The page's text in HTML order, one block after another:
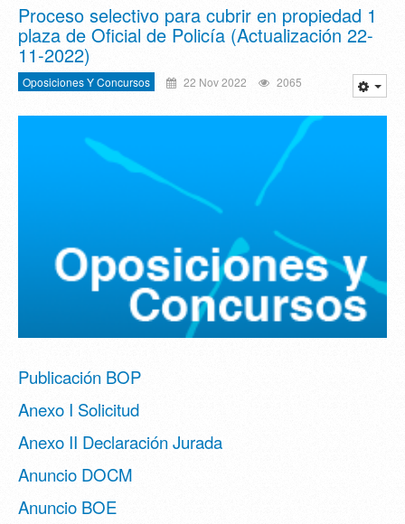
Proceso selectivo para cubrir en propiedad 1
plaza de Oficial de Policía (Actualización 22-
11-2022)
Oposiciones Y Concursos 22 Nov 2022 2065
Publicación BOP
Anexo I Solicitud
Anexo II Declaración Jurada
Anuncio DOCM
Anuncio BOE